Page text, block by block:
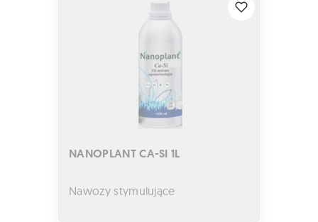
NANOPLANT CA-SI 1L
Nawozy stymulujące